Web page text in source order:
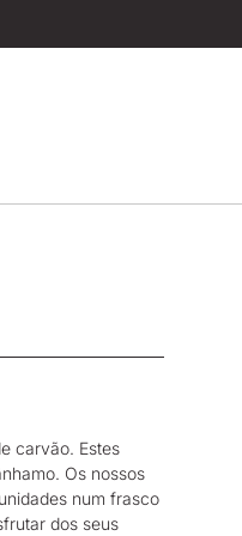
carvão. Estes
Os nossos
num frasco
dos seus